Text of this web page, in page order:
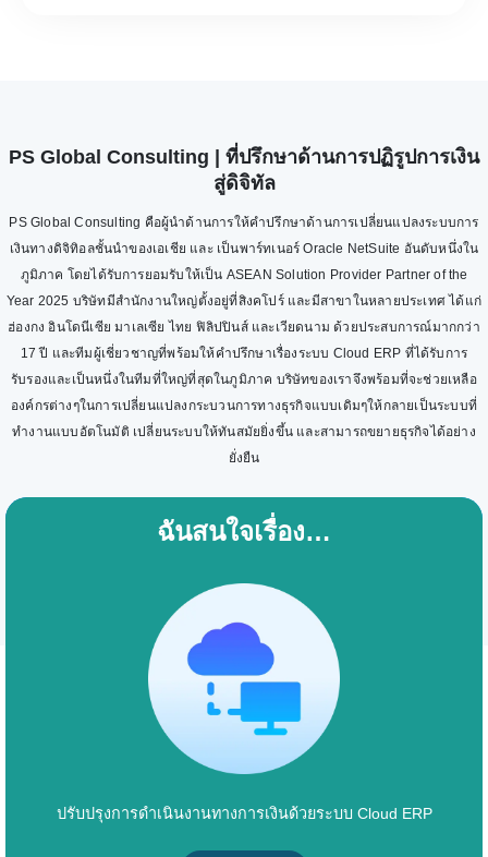
PS Global Consulting | ที่ปรึกษาด้านการปฏิรูปการเงิน
สู่ดิจิทัล
PS Global Consulting คือผู้นำด้านการให้คำปรึกษาด้านการเปลี่ยนแปลงระบบการ
เงินทางดิจิทิอลชั้นนำของเอเชีย และ เป็นพาร์ทเนอร์ Oracle NetSuite อันดับหนึ่งใน
ภูมิภาค โดยได้รับการยอมรับให้เป็น ASEAN Solution Provider Partner of the
Year 2025 บริษัทมีสำนักงานใหญ่ตั้งอยู่ที่สิงคโปร์ และมีสาขาในหลายประเทศ ได้แก่
ฮ่องกง อินโดนีเซีย มาเลเซีย ไทย ฟิลิปปินส์ และเวียดนาม ด้วยประสบการณ์มากกว่า
17 ปี และทีมผู้เชี่ยวชาญที่พร้อมให้คำปรึกษาเรื่องระบบ Cloud ERP ที่ได้รับการ
รับรองและเป็นหนึ่งในทีมที่ใหญ่ที่สุดในภูมิภาค บริษัทของเราจึงพร้อมที่จะช่วยเหลือ
องค์กรต่างๆในการเปลี่ยนแปลงกระบวนการทางธุรกิจแบบเดิมๆให้กลายเป็นระบบที่
ทำงานแบบอัตโนมัติ เปลี่ยนระบบให้ทันสมัยยิ่งขึ้น และสามารถขยายธุรกิจได้อย่าง
ยั่งยืน
ฉันสนใจเรื่อง…
ปรับปรุงการดำเนินงานทางการเงินด้วยระบบ Cloud ERP